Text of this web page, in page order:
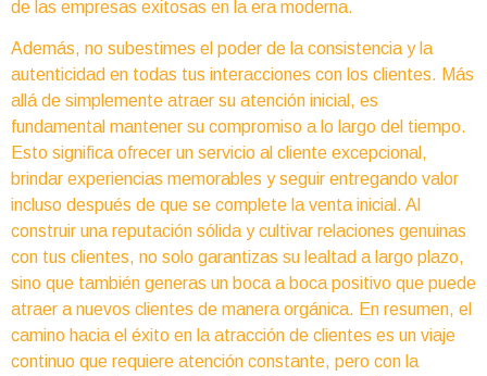
de las empresas exitosas en la era moderna.
Además, no subestimes el poder de la consistencia y la
autenticidad en todas tus interacciones con los clientes. Más
allá de simplemente atraer su atención inicial, es
fundamental mantener su compromiso a lo largo del tiempo.
Esto significa ofrecer un servicio al cliente excepcional,
brindar experiencias memorables y seguir entregando valor
incluso después de que se complete la venta inicial. Al
construir una reputación sólida y cultivar relaciones genuinas
con tus clientes, no solo garantizas su lealtad a largo plazo,
sino que también generas un boca a boca positivo que puede
atraer a nuevos clientes de manera orgánica. En resumen, el
camino hacia el éxito en la atracción de clientes es un viaje
continuo que requiere atención constante, pero con la